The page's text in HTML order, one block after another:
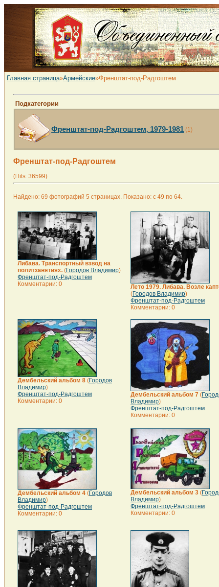
Главная страница»Армейские»Френштат-под-Радгоштем
Подкатегории
Френштат-под-Радгоштем, 1979-1981 (1)
Френштат-под-Радгоштем
(Hits: 36599)
Найдено: 69 фотографий 5 страницах. Показано: с 49 по 64.
Либава. Транспортный взвод на
политзанятиях. (Городов Владимир)
Френштат-под-Радгоштем
Комментарии: 0
Лето 1979. Либава. Возле
(Городов Владимир)
Френштат-под-Радгоштем
Комментарии: 0
Дембельский альбом 8 (Городов
Владимир)
Френштат-под-Радгоштем
Комментарии: 0
Дембельский альбом 7 (
Владимир)
Френштат-под-Радгоштем
Комментарии: 0
Дембельский альбом 4 (Городов
Владимир)
Френштат-под-Радгоштем
Комментарии: 0
Дембельский альбом 3 (
Владимир)
Френштат-под-Радгоштем
Комментарии: 0